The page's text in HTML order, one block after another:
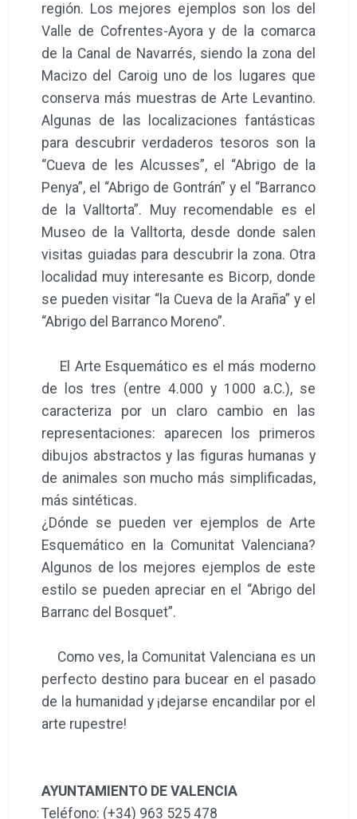
región. Los mejores ejemplos son los del
Valle de Cofrentes-Ayora y de la comarca
de la Canal de Navarrés, siendo la zona del
Macizo del Caroig uno de los lugares que
conserva más muestras de Arte Levantino.
Algunas de las localizaciones fantásticas
para descubrir verdaderos tesoros son la
“Cueva de les Alcusses”, el “Abrigo de la
Penya”, el “Abrigo de Gontrán” y el “Barranco
de la Valltorta”. Muy recomendable es el
Museo de la Valltorta, desde donde salen
visitas guiadas para descubrir la zona. Otra
localidad muy interesante es Bicorp, donde
se pueden visitar “la Cueva de la Araña” y el
“Abrigo del Barranco Moreno”.
El Arte Esquemático es el más moderno
de los tres (entre 4.000 y 1000 a.C.), se
caracteriza por un claro cambio en las
representaciones: aparecen los primeros
dibujos abstractos y las figuras humanas y
de animales son mucho más simplificadas,
más sintéticas.
¿Dónde se pueden ver ejemplos de Arte
Esquemático en la Comunitat Valenciana?
Algunos de los mejores ejemplos de este
estilo se pueden apreciar en el “Abrigo del
Barranc del Bosquet”.
Como ves, la Comunitat Valenciana es un
perfecto destino para bucear en el pasado
de la humanidad y ¡dejarse encandilar por el
arte rupestre!
AYUNTAMIENTO DE VALENCIA
Teléfono: (+34) 963 525 478